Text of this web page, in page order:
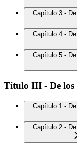
Capítulo 3 -
Capítulo 4 -
Capítulo 5 -
Título III - De los
Capítulo 1 -
Capítulo 2 -